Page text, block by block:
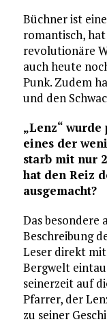
Büchner ist
romantisch,
revolutionäre
auch heute
Punk. Zudem
und den
„Lenz“
eines der
starb mit nur
hat den Reiz
ausgemacht?
Das besondere
Beschreibung
Leser direkt
Bergwelt
seinerzeit auf
Pfarrer, der
zu seiner